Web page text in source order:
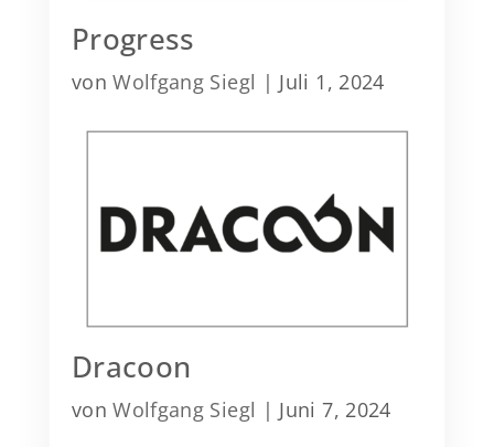
Progress
vonWolfgang Siegl | Juli 1, 2024
Dracoon
vonWolfgang Siegl | Juni 7, 2024